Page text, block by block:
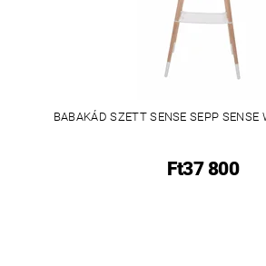
BABAKÁD SZETT SENSE SEPP SENSE
Ft37 800